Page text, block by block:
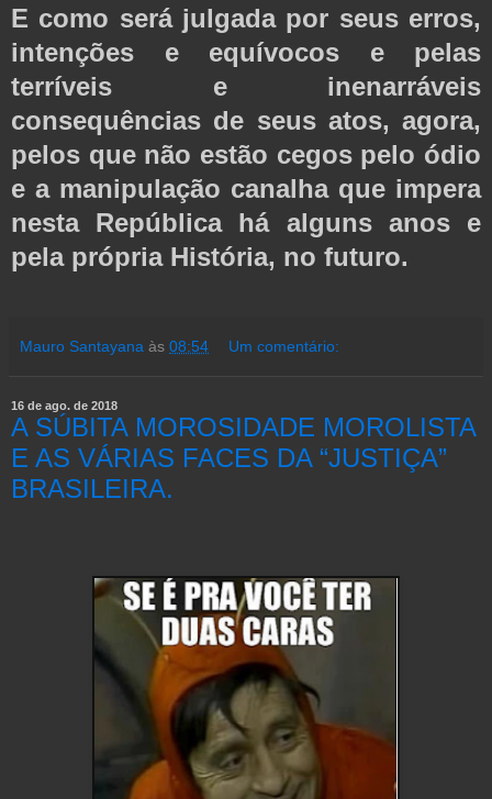
E como será julgada por seus erros,
intenções e equívocos e pelas
terríveis e inenarráveis
consequências de seus atos, agora,
pelos que não estão cegos pelo ódio
e a manipulação canalha que impera
nesta República há alguns anos e
pela própria História, no futuro.
Mauro Santayana às 08:54 Um comentário:
16 de ago. de 2018
A SÚBITA MOROSIDADE MOROLISTA
E AS VÁRIAS FACES DA “JUSTIÇA”
BRASILEIRA.